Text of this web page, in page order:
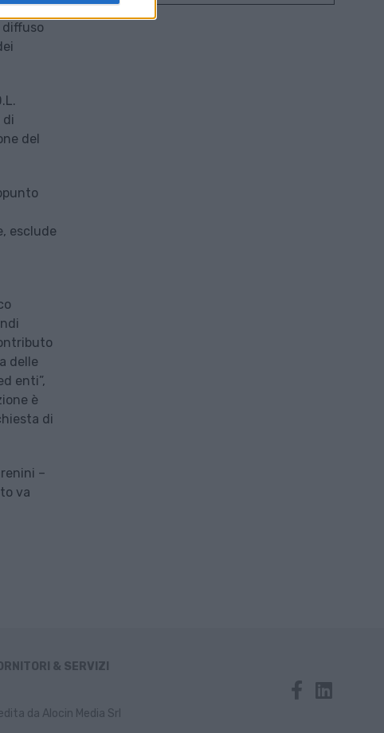
diffuso
di
del
esclude
delle
enti”,
è
di
–
va
& SERVIZI
da Alocin Media Srl